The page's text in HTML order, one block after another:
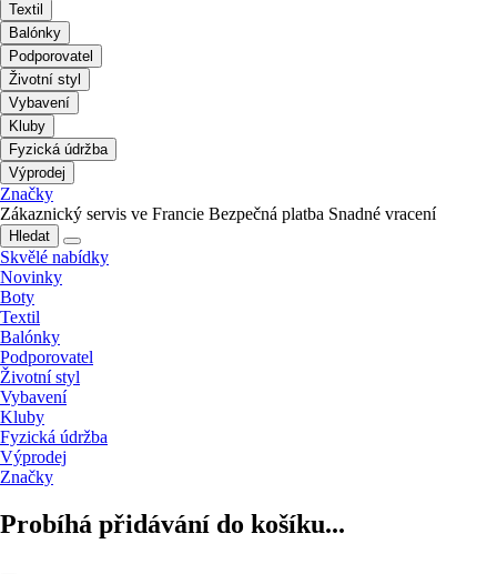
Textil
Balónky
Podporovatel
Životní styl
Vybavení
Kluby
Fyzická údržba
Výprodej
Značky
Zákaznický servis ve Francie Bezpečná platba Snadné vracení
Hledat
Skvělé nabídky
Novinky
Boty
Textil
Balónky
Podporovatel
Životní styl
Vybavení
Kluby
Fyzická údržba
Výprodej
Značky
Probíhá přidávání do košíku...